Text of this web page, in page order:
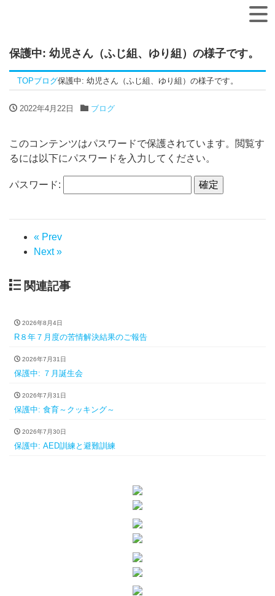
保護中: 幼児さん（ふじ組、ゆり組）の様子です。
TOPブログ保護中: 幼児さん（ふじ組、ゆり組）の様子です。
2022年4月22日 ブログ
このコンテンツはパスワードで保護されています。閲覧す
るには以下にパスワードを入力してください。
パスワード:
« Prev
Next »
関連記事
2026年8月4日
R８年７月度の苦情解決結果のご報告
2026年7月31日
保護中: ７月誕生会
2026年7月31日
保護中: 食育～クッキング～
2026年7月30日
保護中: AED訓練と避難訓練